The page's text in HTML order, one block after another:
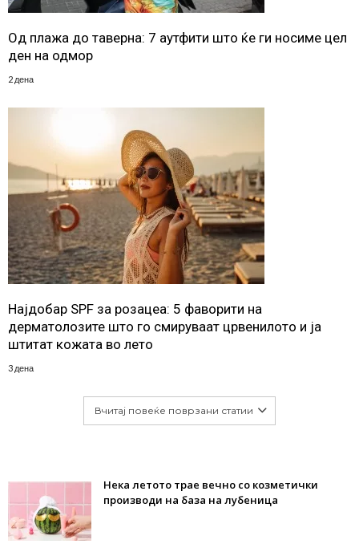
Од плажа до таверна: 7 аутфити што ќе ги носиме цел
ден на одмор
2 дена
Најдобар SPF за розацеа: 5 фаворити на
дерматолозите што го смируваат црвенилото и ја
штитат кожата во лето
3 дена
Вчитај повеќе поврзани статии
Нека летото трае вечно со козметички
производи на база на лубеница